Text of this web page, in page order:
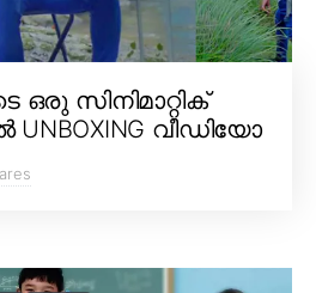
ഒരു സിനിമാറ്റിക്
വീഡിയോ